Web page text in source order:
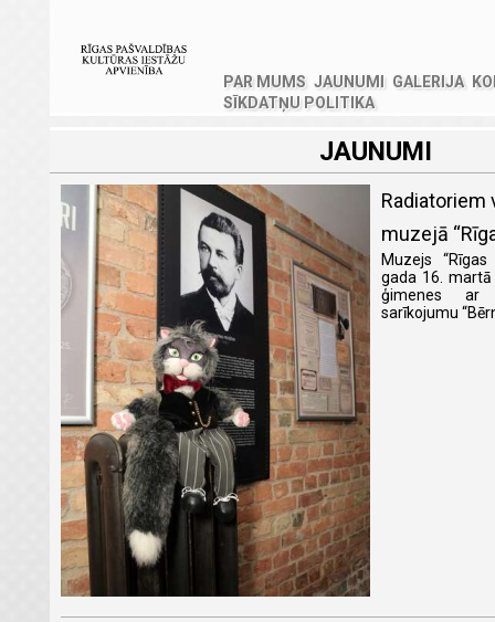
PAR MUMS JAUNUMI GALERIJA
SĪKDATŅU POLITIKA
JAUNUMI
muzejā
Muzejs
gada 16. martā
ģimenes ar
sarīkojumu